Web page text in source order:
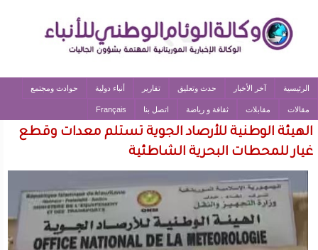
الرئيسية آخر الأخبار حدث وتعليق تقارير أنباء دولية حوادث ومجتمع
مقالات مقابلات ثقافة و رياضة اتصل بنا Français
الهيئة الوطنية للأرصاد الجوية تستلم معدات وقطع
غيار للمحطات البحرية الشاطئية